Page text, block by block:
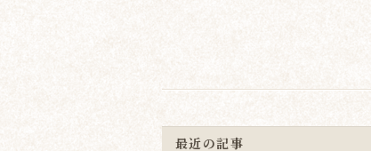
最近の記事